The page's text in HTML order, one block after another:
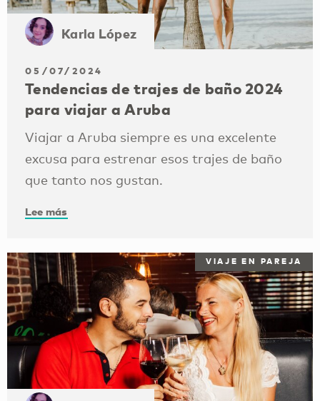
Karla López
05/07/2024
Tendencias de trajes de baño 2024
para viajar a Aruba
Viajar a Aruba siempre es una excelente
excusa para estrenar esos trajes de baño
que tanto nos gustan.
Lee más
VIAJE EN PAREJA